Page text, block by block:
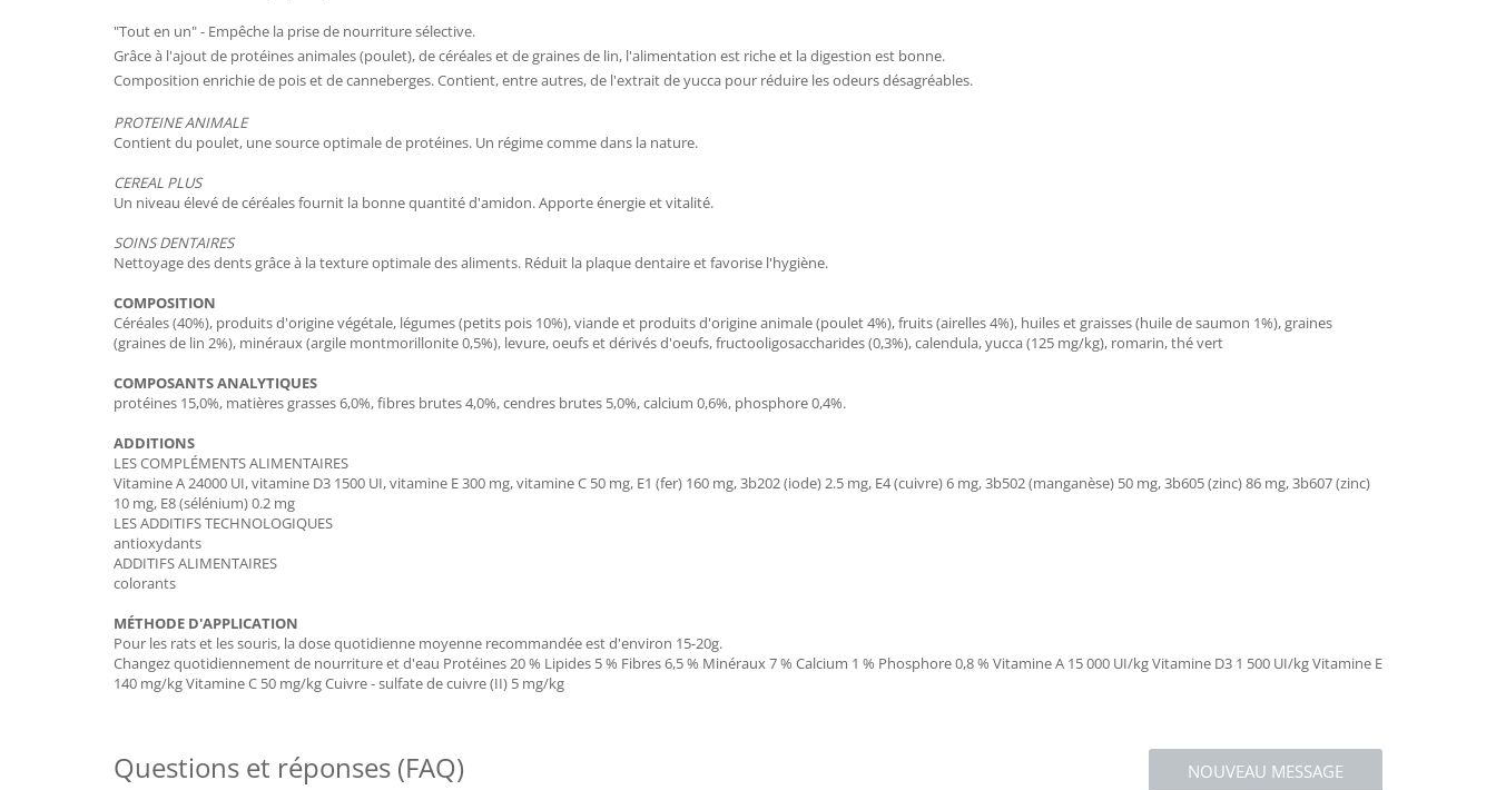
"Tout en un" - Empêche la prise de nourriture sélective.
Grâce à l'ajout de protéines animales (poulet), de céréales et de graines de lin, l'alimentation est riche et la digestion est bonne.
Composition enrichie de pois et de canneberges. Contient, entre autres, de l'extrait de yucca pour réduire les odeurs désagréables.
PROTEINE ANIMALE
Contient du poulet, une source optimale de protéines. Un régime comme dans la nature.
CEREAL PLUS
Un niveau élevé de céréales fournit la bonne quantité d'amidon. Apporte énergie et vitalité.
SOINS DENTAIRES
Nettoyage des dents grâce à la texture optimale des aliments. Réduit la plaque dentaire et favorise l'hygiène.
COMPOSITION
Céréales (40%), produits d'origine végétale, légumes (petits pois 10%), viande et produits d'origine animale (poulet 4%), fruits (airelles 4%), huiles et graisses (huile de saumon 1%), graines
(graines de lin 2%), minéraux (argile montmorillonite 0,5%), levure, oeufs et dérivés d'oeufs, fructooligosaccharides (0,3%), calendula, yucca (125 mg/kg), romarin, thé vert
COMPOSANTS ANALYTIQUES
protéines 15,0%, matières grasses 6,0%, fibres brutes 4,0%, cendres brutes 5,0%, calcium 0,6%, phosphore 0,4%.
ADDITIONS
LES COMPLÉMENTS ALIMENTAIRES
Vitamine A 24000 UI, vitamine D3 1500 UI, vitamine E 300 mg, vitamine C 50 mg, E1 (fer) 160 mg, 3b202 (iode) 2.5 mg, E4 (cuivre) 6 mg, 3b502 (manganèse) 50 mg, 3b605 (zinc) 86 mg, 3b607 (zinc)
10 mg, E8 (sélénium) 0.2 mg
LES ADDITIFS TECHNOLOGIQUES
antioxydants
ADDITIFS ALIMENTAIRES
colorants
MÉTHODE D'APPLICATION
Pour les rats et les souris, la dose quotidienne moyenne recommandée est d'environ 15-20g.
Changez quotidiennement de nourriture et d'eau Protéines 20 % Lipides 5 % Fibres 6,5 % Minéraux 7 % Calcium 1 % Phosphore 0,8 % Vitamine A 15 000 UI/kg Vitamine D3 1 500 UI/kg Vitamine E
140 mg/kg Vitamine C 50 mg/kg Cuivre - sulfate de cuivre (II) 5 mg/kg
NOUVEAU MESSAGE
Questions et réponses (FAQ)